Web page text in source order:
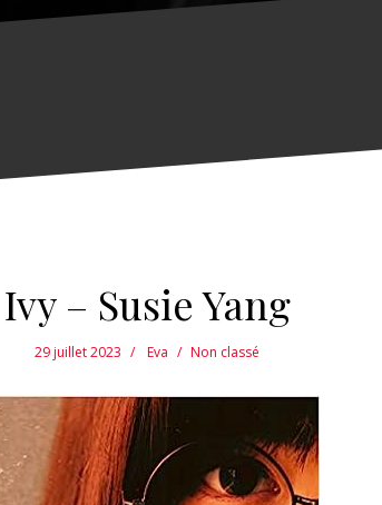
Ivy – Susie Yang
29 juillet 2023 Eva Non classé